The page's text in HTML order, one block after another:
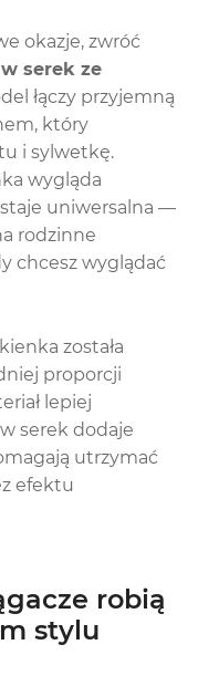
okazje, zwróć
serek ze
łączy przyjemną
który
i sylwetkę.
wygląda
uniwersalna —
rodzinne
chcesz wyglądać
została
proporcji
lepiej
serek dodaje
utrzymać
efektu
robią
stylu